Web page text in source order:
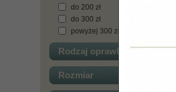
do 200 zł
do 300 zł
powyżej 300 zł
Rodzaj oprawki
Rozmiar